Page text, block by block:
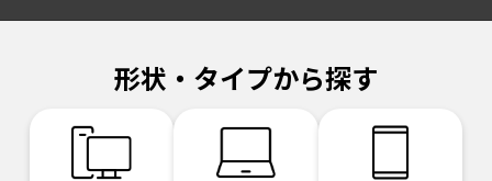
形状・タイプから探す